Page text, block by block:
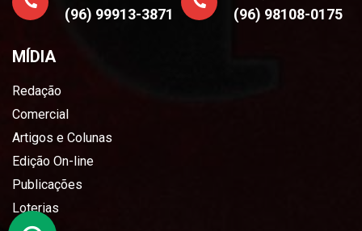
(96) 99913-3871 (96) 98108-0175
MÍDIA
Redação
Comercial
Artigos e Colunas
Edição On-line
Publicações
Loterias